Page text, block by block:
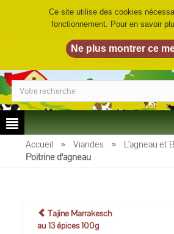
LA FERME
Accueil » Viandes » L'agneau et
Poitrine d'agneau
Tajine Marrakesch
au 13 épices 100g
Ce site utilise des cookies
fonctionnement. Pour en savoir